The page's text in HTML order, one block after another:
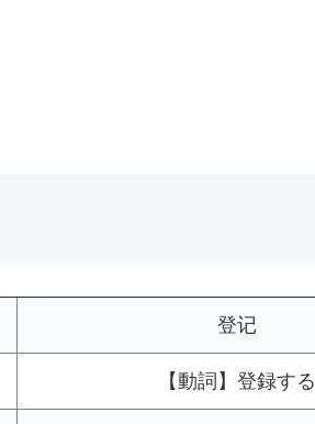
登记
【動詞】登録する